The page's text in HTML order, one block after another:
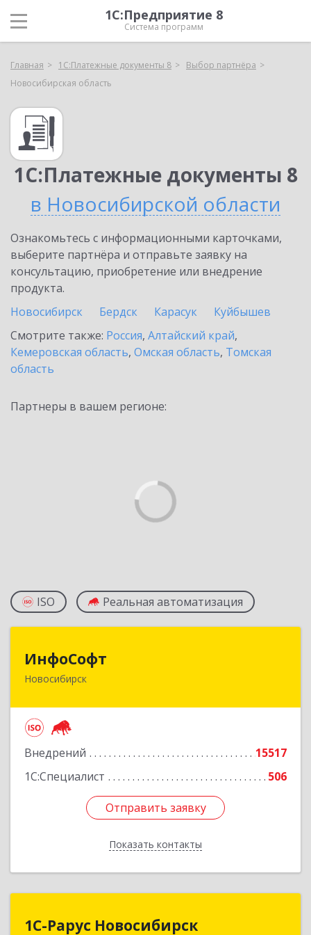
1С:Предприятие 8
Система программ
Главная 1С:Платежные документы 8
Выбор партнёра
Новосибирская область
1С:Платежные документы 8
в Новосибирской области
Ознакомьтесь с информационными карточками,
выберите партнёра и отправьте заявку на
консультацию, приобретение или внедрение
продукта.
Новосибирск
Бердск Карасук
Куйбышев
Смотрите также: Россия, Алтайский край,
Кемеровская область, Омская область, Томская
область
Партнеры в вашем регионе:
ISO Реальная автоматизация
ИнфоСофт
Новосибирск
Внедрений
15517
1С:Специалист
506
Отправить заявку
Показать контакты
630091, Новосибирская обл, Новосибирск г,
Отправить заявку
Назад
1С-Рарус Новосибирск
1С-Рарус Новосибирск